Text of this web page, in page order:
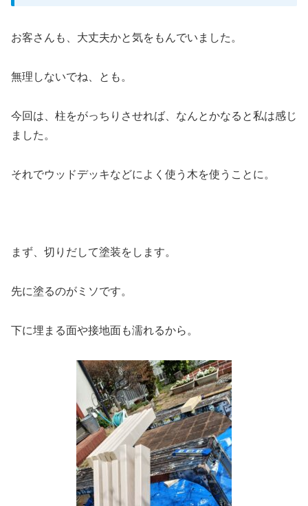
お客さんも、大丈夫かと気をもんでいました。
無理しないでね、とも。
今回は、柱をがっちりさせれば、なんとかなると私は感じ
ました。
それでウッドデッキなどによく使う木を使うことに。
まず、切りだして塗装をします。
先に塗るのがミソです。
下に埋まる面や接地面も濡れるから。